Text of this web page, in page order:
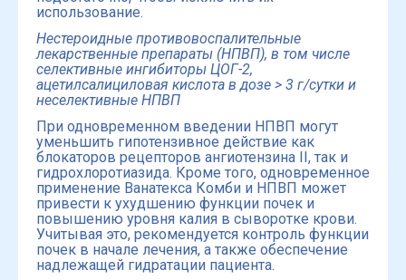
использование.
Нестероидные противовоспалительные
лекарственные препараты (НПВП), в том числе
селективные ингибиторы ЦОГ-2,
ацетилсалициловая кислота в дозе > 3 г/сутки и
неселективные НПВП
При одновременном введении НПВП могут
уменьшить гипотензивное действие как
блокаторов рецепторов ангиотензина II, так и
гидрохлоротиазида. Кроме того, одновременное
применение Ванатекса Комби и НПВП может
привести к ухудшению функции почек и
повышению уровня калия в сыворотке крови.
Учитывая это, рекомендуется контроль функции
почек в начале лечения, а также обеспечение
надлежащей гидратации пациента.